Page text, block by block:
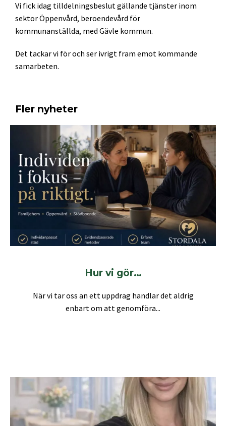
Vi fick idag tilldelningsbeslut gällande tjänster inom
sektor Öppenvård, beroendevård för
kommunanställda, med Gävle kommun.
Det tackar vi för och ser ivrigt fram emot kommande
samarbeten.
Fler nyheter
Hur vi gör…
När vi tar oss an ett uppdrag handlar det aldrig
enbart om att genomföra...